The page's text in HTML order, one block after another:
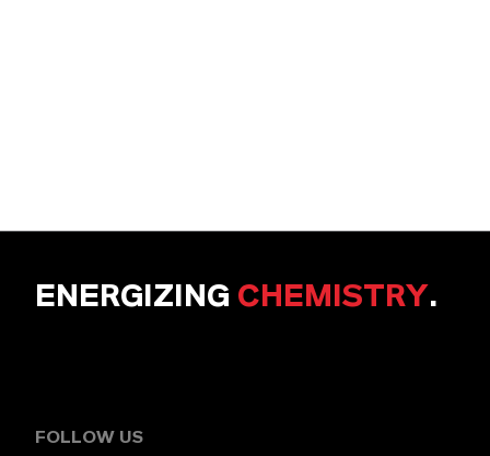
ENERGIZING CHEMISTRY.
FOLLOW US